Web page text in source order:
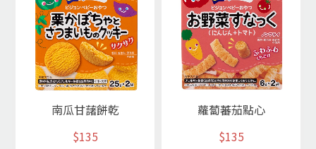
南瓜甘藷餅乾
$135
蘿蔔蕃茄點心
$135